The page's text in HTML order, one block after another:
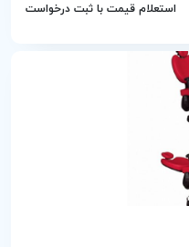
استعلام قیمت با ثبت درخواست